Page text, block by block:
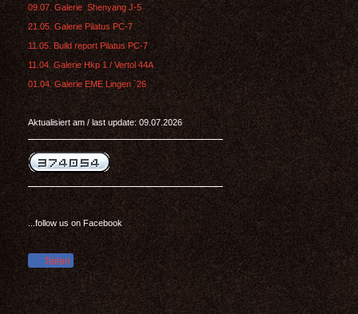
09.07. Galerie Shenyang J-5
21.05. Galerie Pilatus PC-7
11.05. Build report Pilatus PC-7
11.04. Galerie Hkp 1 / Vertol 44A
01.04. Galerie EME Lingen ´26
Aktualisiert am / last update: 09.07.2026
...follow us on Facebook
Teilen